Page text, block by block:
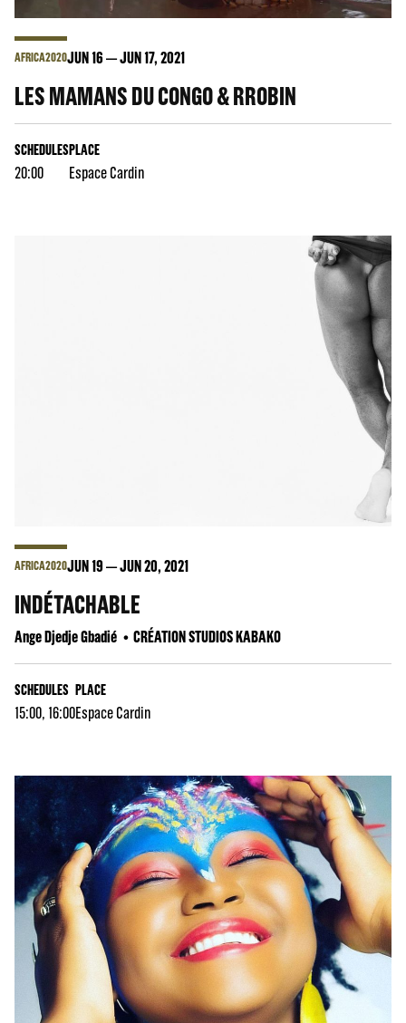
AFRICA2020JUN16 JUN17, 2021
LES MAMANS DU CONGO & RROBIN
SCHEDULES
20:00
PLACE
Espace Cardin
AFRICA2020JUN19 JUN20, 2021
INDÉTACHABLE
Ange Djedje Gbadié CRÉATION STUDIOS KABAKO
SCHEDULES
15:00, 16:00
PLACE
Espace Cardin